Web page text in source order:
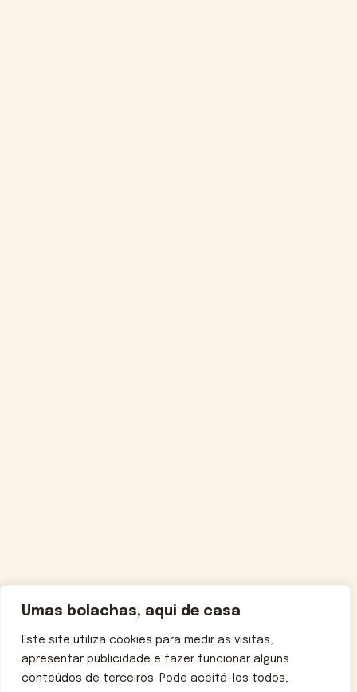
Umas bolachas, aqui de casa
Este site utiliza cookies para medir as visitas,
apresentar publicidade e fazer funcionar alguns
conteúdos de terceiros. Pode aceitá-los todos,